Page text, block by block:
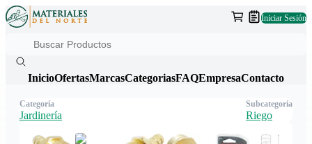
Iniciar Sesión
InicioOfertasMarcasCategoriasFAQEmpresaContacto
Categoría
Jardinería
Subcategoría
Riego